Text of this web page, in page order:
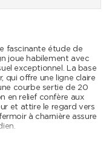
fascinante étude de
joue habilement avec
exceptionnel. La base
qui offre une ligne claire
courbe sertie de 20
en relief confère aux
et attire le regard vers
à charnière assure
une élégance